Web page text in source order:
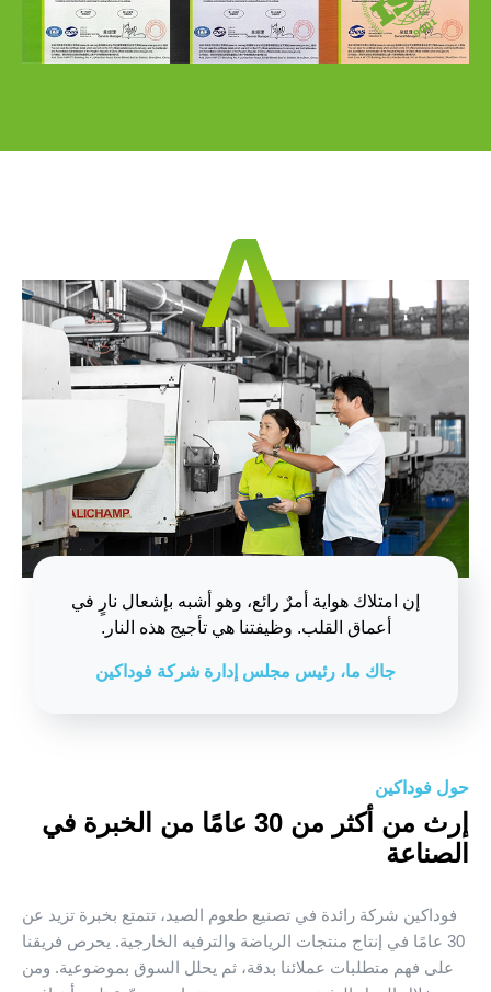
إن امتلاك هواية أمرٌ رائع، وهو أشبه بإشعال نارٍ في
أعماق القلب. وظيفتنا هي تأجيج هذه النار.
جاك ما، رئيس مجلس إدارة شركة فوداكين
حول فوداكين
إرث من أكثر من 30 عامًا من الخبرة في
الصناعة
فوداكين شركة رائدة في تصنيع طعوم الصيد، تتمتع بخبرة تزيد عن
30 عامًا في إنتاج منتجات الرياضة والترفيه الخارجية. يحرص فريقنا
على فهم متطلبات عملائنا بدقة، ثم يحلل السوق بموضوعية. ومن